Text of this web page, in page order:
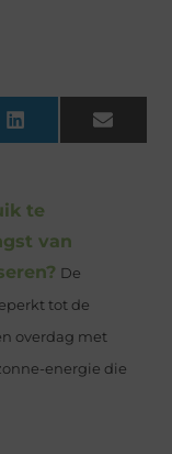
LinkedIn Email
te
van
De
tot de
overdag met
energie die